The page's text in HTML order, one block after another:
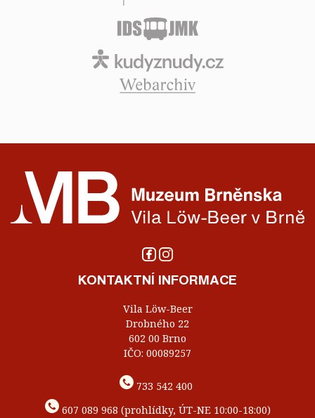
KONTAKTNÍ INFORMACE
Vila Löw-Beer
Drobného 22
602 00 Brno
IČO: 00089257
733 542 400
607 089 968 (prohlídky, ÚT-NE 10:00-18:00)